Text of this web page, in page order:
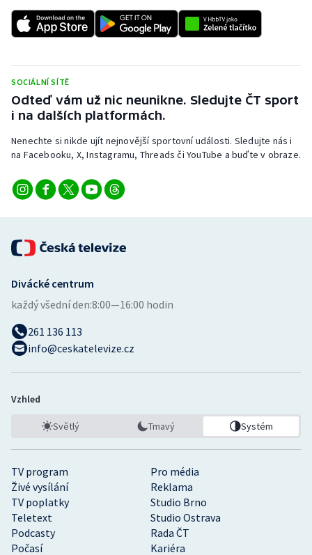
SOCIÁLNÍ SÍTĚ
Odteď vám už nic neunikne. Sledujte ČT sport
i na dalších platformách.
Nenechte si nikde ujít nejnovější sportovní události. Sledujte nás i
na Facebooku, X, Instagramu, Threads či YouTube a buďte v obraze.
TV program
Pro média
Živé vysílání
Reklama
TV poplatky
Studio Brno
Teletext
Studio Ostrava
Podcasty
Rada ČT
Počasí
Kariéra
Divácké centrum
každý všední den:8:00—16:00 hodin
261 136 113
info@ceskatelevize.cz
Vzhled
Světlý Tmavý Systém